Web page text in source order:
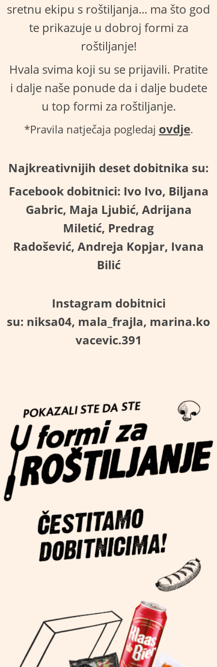
sretnu ekipu s roštiljanja... ma što god
te prikazuje u dobroj formi za
roštiljanje!
Hvala svima koji su se prijavili. Pratite
i dalje naše ponude da i dalje budete
u top formi za roštiljanje.
*Pravila natječaja pogledaj ovdje.
Najkreativnijih deset dobitnika su:
Facebook dobitnici: Ivo Ivo, Biljana
Gabric, Maja Ljubić, Adrijana
Miletić, Predrag
Radošević, Andreja Kopjar, Ivana
Bilić
Instagram dobitnici
su: niksa04, mala_frajla, marina.ko
vacevic.391